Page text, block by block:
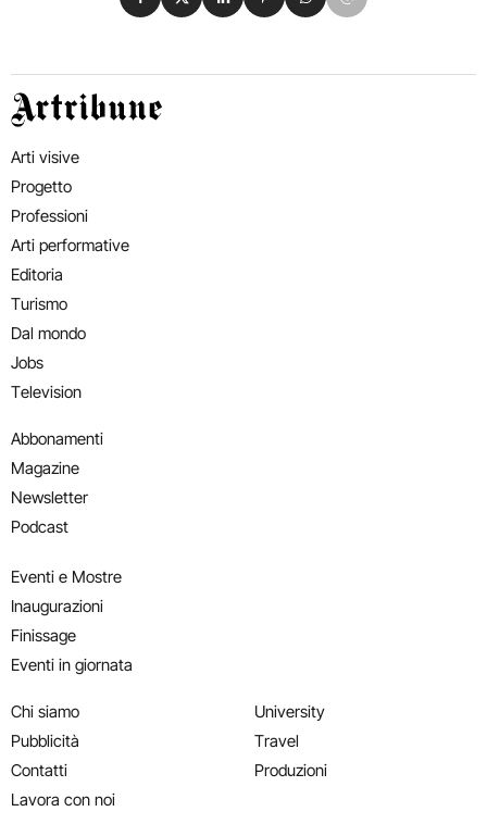
Artribune
Arti visive
Progetto
Professioni
Arti performative
Editoria
Turismo
Dal mondo
Jobs
Television
Abbonamenti
Magazine
Newsletter
Podcast
Eventi e Mostre
Inaugurazioni
Finissage
Eventi in giornata
Chi siamo
Pubblicità
Contatti
Lavora con noi
University
Travel
Produzioni